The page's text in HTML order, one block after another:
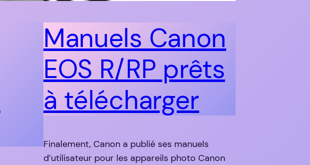
Manuels Canon
EOS R/RP prêts
à télécharger
Finalement, Canon a publié ses manuels
d’utilisateur pour les appareils photo Canon